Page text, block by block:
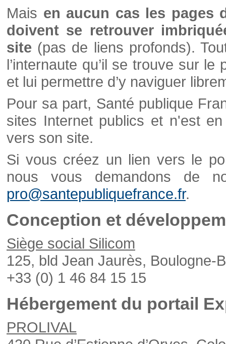
Mais en aucun cas les pages
doivent se retrouver
site (pas de liens profonds).
l’internaute qu’il se trouve sur
et lui permettre d’y naviguer
Pour sa part, Santé publique
sites Internet publics et n'est
vers son site.
Si vous créez un lien vers le
nous vous demandons de
pro@santepubliquefrance.fr.
Conception et
Siège social Silicom
125, bld Jean Jaurès, Boulogne-
+33 (0) 1 46 84 15 15
Hébergement du portail
PROLIVAL